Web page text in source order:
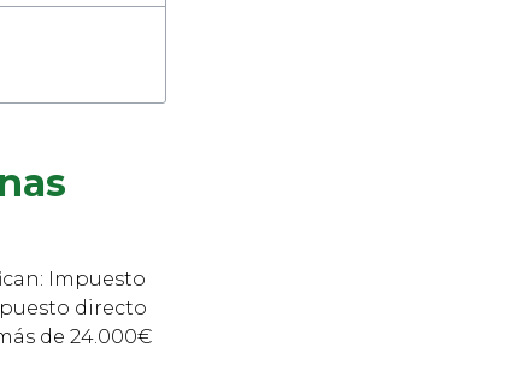
Impuesto
directo
de 24.000€